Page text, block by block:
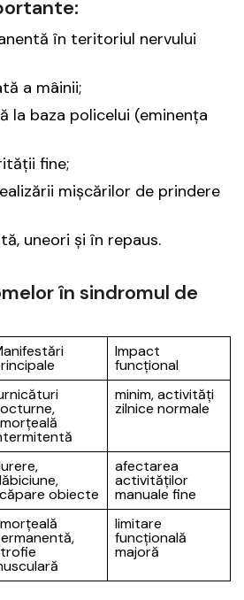
în teritoriul nervului
a mâinii;
la baza policelui (eminența
fine;
mișcărilor de prindere
uneori și în repaus.
în sindromul de
Impact
funcțional
minim, activități
zilnice normale
obiecte
afectarea
activităților
manuale fine
limitare
funcțională
majoră